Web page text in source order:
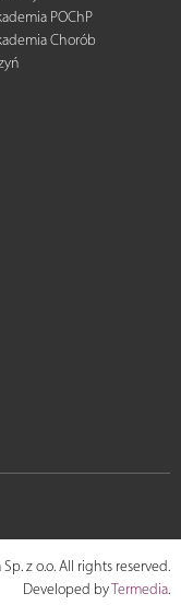
POChP
Chorób
z o.o. All rights reserved.
Developed byTermedia.